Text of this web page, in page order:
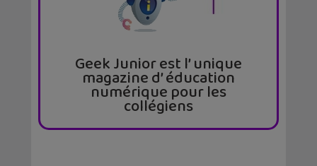
Geek Junior est l’ unique
magazine d’ éducation
numérique pour les
collégiens